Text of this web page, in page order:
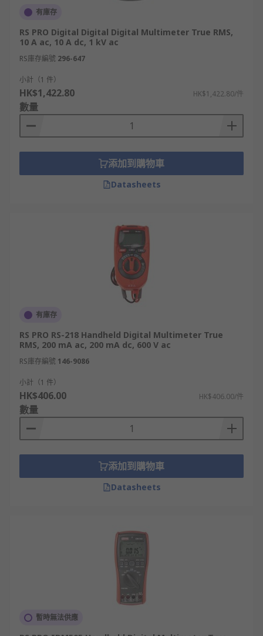
有庫存
RS PRO Digital Digital Digital Multimeter True RMS,
10 A ac, 10 A dc, 1 kV ac
RS庫存編號 296-647
小計（1 件）
HK$1,422.80 HK$1,422.80/件
數量
添加到購物車
Datasheets
有庫存
RS PRO RS-218 Handheld Digital Multimeter True
RMS, 200 mA ac, 200 mA dc, 600 V ac
RS庫存編號 146-9086
小計（1 件）
HK$406.00 HK$406.00/件
數量
添加到購物車
Datasheets
暫時無法供應